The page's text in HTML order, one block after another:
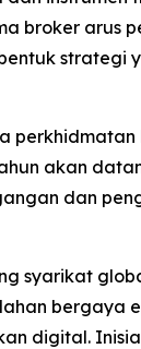
broker arus
strategi
akan
dan
syarikat
bergaya
digital.